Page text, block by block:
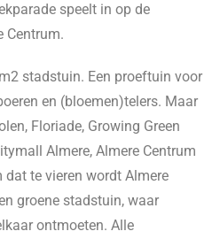
speelt in op de
Centrum.
stadstuin. Een proeftuin voor
en (bloemen)telers. Maar
Floriade, Growing Green
Almere, Almere Centrum
dat te vieren wordt Almere
groene stadstuin, waar
ontmoeten. Alle